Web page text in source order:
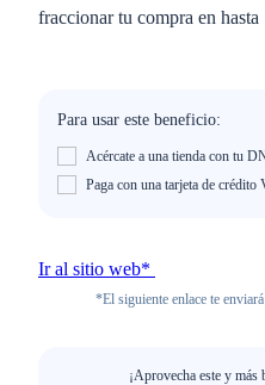
fraccionar tu compra en
Para usar este beneficio:
Acércate a una tienda con tu
Paga con una tarjeta de crédito
Ir al sitio web*
*El siguiente enlace te
¡Aprovecha este y más